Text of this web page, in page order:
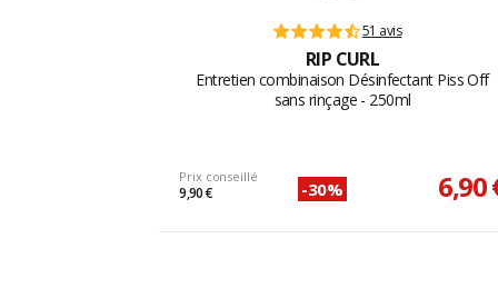
51 avis
RIP CURL
Entretien combinaison Désinfectant Piss Off
sans rinçage - 250ml
Prix conseillé
9,90 € -30% 6,90